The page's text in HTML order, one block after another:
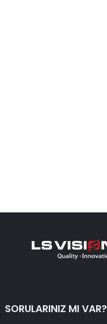
SORULARINIZ MI VAR?